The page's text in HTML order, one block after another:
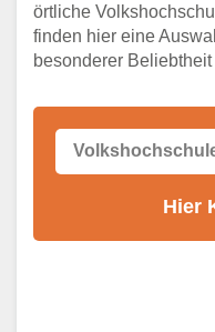
Online-Kurse –
VHS-Kurs
örtliche
finden hier eine
besonderer Beliebtheit